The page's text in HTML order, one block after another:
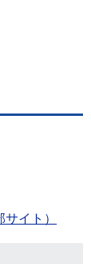
イト）